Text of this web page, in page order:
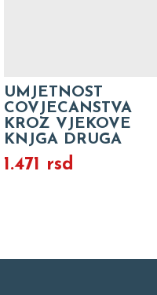
UMJETNOST
COVJECANSTVA
KROZ VJEKOVE
KNJGA DRUGA
1.471 rsd